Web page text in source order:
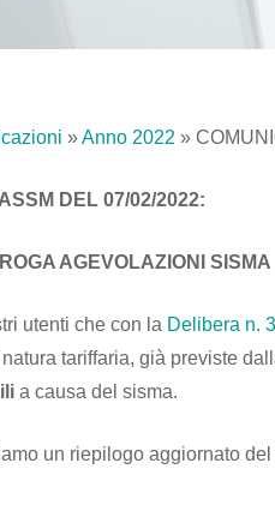
»Anno 2022 »
DEL 07/02/2022:
AGEVOLAZIONI SISMA
utenti che con la Delibera n.
tariffaria, già previste
a causa del sisma.
un riepilogo aggiornato